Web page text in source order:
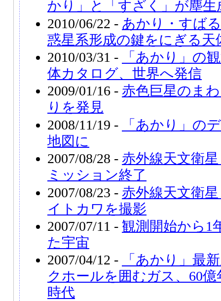
かり」と「すざく」が塵
2010/06/22 - あかり・すば
惑星系形成の鍵をにぎる天
2010/03/31 -
「あかり」の
体カタログ、世界へ発信
2009/01/16 - 赤色巨星のま
りを発見
2008/11/19 -
「あかり」の
地図に
2007/08/28 - 赤外線天文衛
ミッション終了
2007/08/23 - 赤外線天文衛
イトカワを撮影
2007/07/11 - 観測開始から1
た宇宙
2007/04/12 -
「あかり」最
クホールを囲むガス、60
時代